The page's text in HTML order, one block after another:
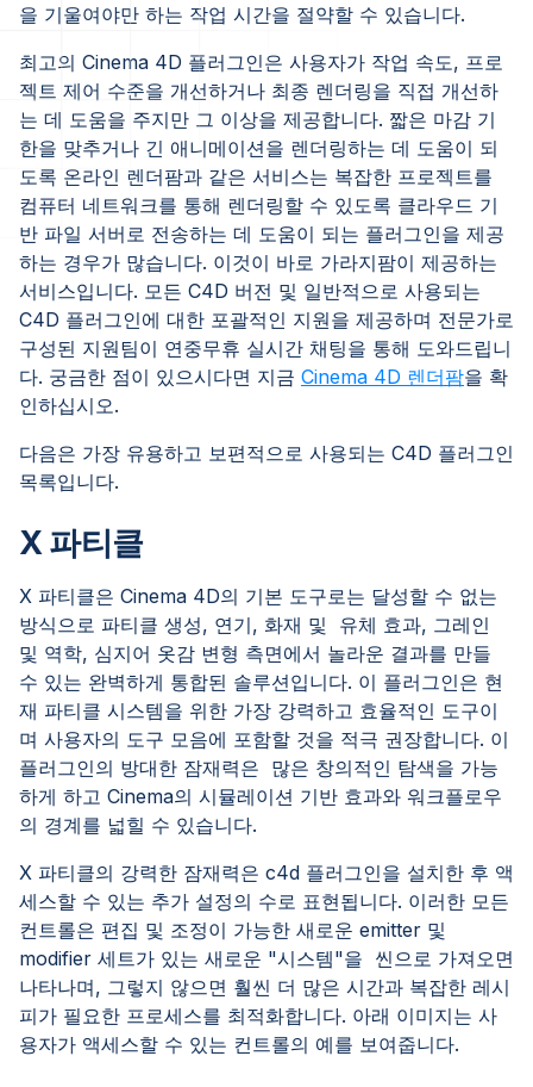
을 기울여야만 하는 작업 시간을 절약할 수 있습니다.
최고의 Cinema 4D 플러그인은 사용자가 작업 속도, 프로
젝트 제어 수준을 개선하거나 최종 렌더링을 직접 개선하
는 데 도움을 주지만 그 이상을 제공합니다. 짧은 마감 기
한을 맞추거나 긴 애니메이션을 렌더링하는 데 도움이 되
도록 온라인 렌더팜과 같은 서비스는 복잡한 프로젝트를
컴퓨터 네트워크를 통해 렌더링할 수 있도록 클라우드 기
반 파일 서버로 전송하는 데 도움이 되는 플러그인을 제공
하는 경우가 많습니다. 이것이 바로 가라지팜이 제공하는
서비스입니다. 모든 C4D 버전 및 일반적으로 사용되는
C4D 플러그인에 대한 포괄적인 지원을 제공하며 전문가로
구성된 지원팀이 연중무휴 실시간 채팅을 통해 도와드립니
다. 궁금한 점이 있으시다면 지금 Cinema 4D 렌더팜을 확
인하십시오.
다음은 가장 유용하고 보편적으로 사용되는 C4D 플러그인
목록입니다.
X 파티클
X 파티클은 Cinema 4D의 기본 도구로는 달성할 수 없는
방식으로 파티클 생성, 연기, 화재 및 유체 효과, 그레인
및 역학, 심지어 옷감 변형 측면에서 놀라운 결과를 만들
수 있는 완벽하게 통합된 솔루션입니다. 이 플러그인은 현
재 파티클 시스템을 위한 가장 강력하고 효율적인 도구이
며 사용자의 도구 모음에 포함할 것을 적극 권장합니다. 이
플러그인의 방대한 잠재력은 많은 창의적인 탐색을 가능
하게 하고 Cinema의 시뮬레이션 기반 효과와 워크플로우
의 경계를 넓힐 수 있습니다.
X 파티클의 강력한 잠재력은 c4d 플러그인을 설치한 후 액
세스할 수 있는 추가 설정의 수로 표현됩니다. 이러한 모든
컨트롤은 편집 및 조정이 가능한 새로운 emitter 및
modifier 세트가 있는 새로운 "시스템"을 씬으로 가져오면
나타나며, 그렇지 않으면 훨씬 더 많은 시간과 복잡한 레시
피가 필요한 프로세스를 최적화합니다. 아래 이미지는 사
용자가 액세스할 수 있는 컨트롤의 예를 보여줍니다.